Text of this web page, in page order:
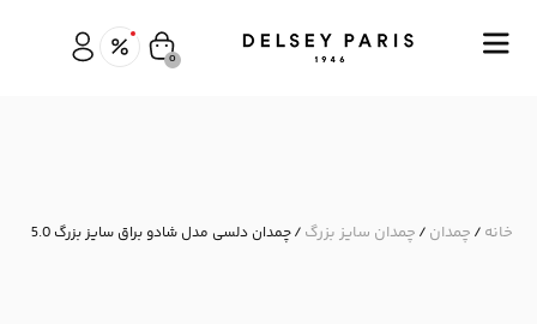
0
خانه / چمدان / چمدان سایز بزرگ / چمدان دلسی مدل شادو براق سایز بزرگ 5.0